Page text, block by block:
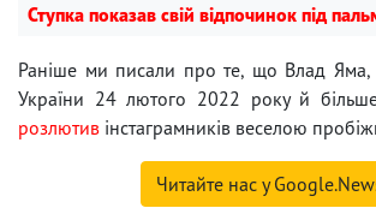
Ступка показав свій відпочинок під
Раніше ми писали про те, що Влад Яма,
України 24 лютого 2022 року й
розлютив інстаграмників веселою
Читайте нас у